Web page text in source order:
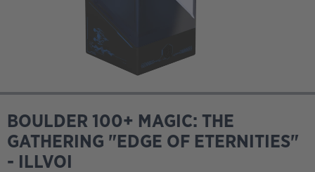
BOULDER 100+ MAGIC: THE
GATHERING "EDGE OF ETERNITIES"
- ILLVOI